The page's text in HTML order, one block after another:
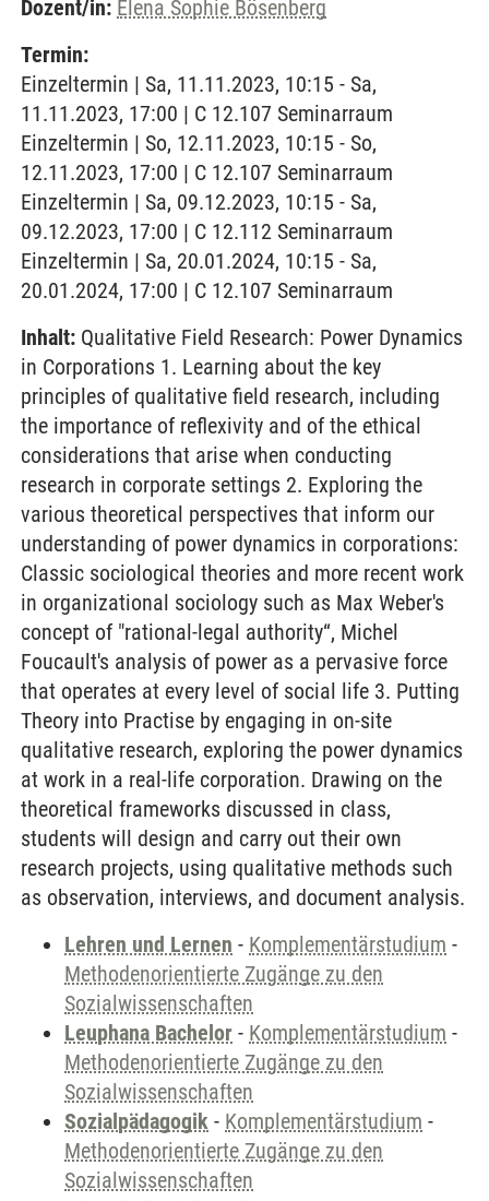
Dozent/in: Elena Sophie Bösenberg
Termin:
Einzeltermin | Sa, 11.11.2023, 10:15 - Sa,
11.11.2023, 17:00 | C 12.107 Seminarraum
Einzeltermin | So, 12.11.2023, 10:15 - So,
12.11.2023, 17:00 | C 12.107 Seminarraum
Einzeltermin | Sa, 09.12.2023, 10:15 - Sa,
09.12.2023, 17:00 | C 12.112 Seminarraum
Einzeltermin | Sa, 20.01.2024, 10:15 - Sa,
20.01.2024, 17:00 | C 12.107 Seminarraum
Inhalt: Qualitative Field Research: Power Dynamics
in Corporations 1. Learning about the key
principles of qualitative field research, including
the importance of reflexivity and of the ethical
considerations that arise when conducting
research in corporate settings 2. Exploring the
various theoretical perspectives that inform our
understanding of power dynamics in corporations:
Classic sociological theories and more recent work
in organizational sociology such as Max Weber's
concept of "rational-legal authority“, Michel
Foucault's analysis of power as a pervasive force
that operates at every level of social life 3. Putting
Theory into Practise by engaging in on-site
qualitative research, exploring the power dynamics
at work in a real-life corporation. Drawing on the
theoretical frameworks discussed in class,
students will design and carry out their own
research projects, using qualitative methods such
as observation, interviews, and document analysis.
Lehren und Lernen - Komplementärstudium -
Methodenorientierte Zugänge zu den
Sozialwissenschaften
Leuphana Bachelor - Komplementärstudium -
Methodenorientierte Zugänge zu den
Sozialwissenschaften
Sozialpädagogik - Komplementärstudium -
Methodenorientierte Zugänge zu den
Sozialwissenschaften